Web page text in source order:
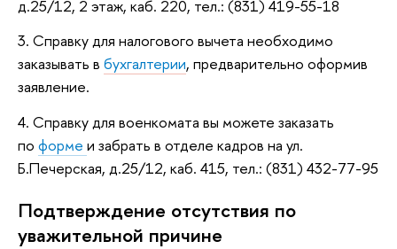
д.25/12, 2 этаж, каб. 220, тел.: (831) 419-55-18
3. Справку для налогового вычета необходимо
заказывать в бухгалтерии, предварительно оформив
заявление.
4. Справку для военкомата вы можете заказать
по форме и забрать в отделе кадров на ул.
Б.Печерская, д.25/12, каб. 415, тел.: (831) 432-77-95
Подтверждение отсутствия по
уважительной причине